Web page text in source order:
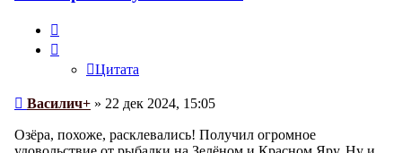
Цитата
Сообщение
Василич+ » 22 дек 2024, 15:05
Озёра, похоже, расклевались! Получил огромное